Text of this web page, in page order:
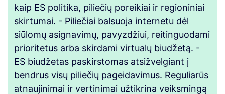
kaip ES politika, piliečių poreikiai ir regioniniai
skirtumai. - Piliečiai balsuoja internetu dėl
siūlomų asignavimų, pavyzdžiui, reitinguodami
prioritetus arba skirdami virtualų biudžetą. -
ES biudžetas paskirstomas atsižvelgiant į
bendrus visų piliečių pageidavimus. Reguliarūs
atnaujinimai ir vertinimai užtikrina veiksmingą